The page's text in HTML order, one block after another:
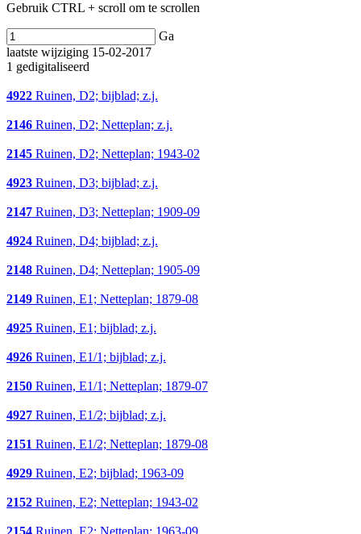
Gebruik CTRL + scroll om te scrollen
Ga
laatste wijziging 15-02-2017
1 gedigitaliseerd
4922 Ruinen, D2; bijblad; z.j.
2146 Ruinen, D2; Netteplan; z.j.
2145 Ruinen, D2; Netteplan; 1943-02
4923 Ruinen, D3; bijblad; z.j.
2147 Ruinen, D3; Netteplan; 1909-09
4924 Ruinen, D4; bijblad; z.j.
2148 Ruinen, D4; Netteplan; 1905-09
2149 Ruinen, E1; Netteplan; 1879-08
4925 Ruinen, E1; bijblad; z.j.
4926 Ruinen, E1/1; bijblad; z.j.
2150 Ruinen, E1/1; Netteplan; 1879-07
4927 Ruinen, E1/2; bijblad; z.j.
2151 Ruinen, E1/2; Netteplan; 1879-08
4929 Ruinen, E2; bijblad; 1963-09
2152 Ruinen, E2; Netteplan; 1943-02